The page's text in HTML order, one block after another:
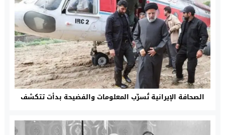
الصحافة الإيرانية تُسرِّب المعلومات والفضيحة بدأت تتكشف